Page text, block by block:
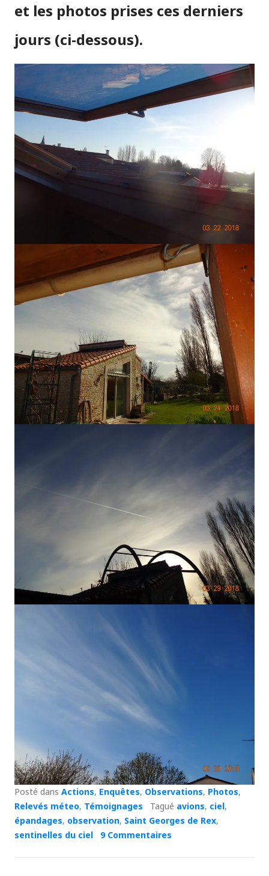
et les photos prises ces derniers
jours (ci-dessous).
Posté dans Actions, Enquêtes, Observations, Photos,
Relevés méteo, Témoignages Tagué avions, ciel,
épandages, observation, Saint Georges de Rex,
sentinelles du ciel
9 Commentaires